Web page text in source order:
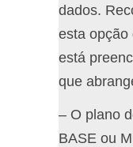
dados.
esta opção
está
que
– O plano
BASE ou